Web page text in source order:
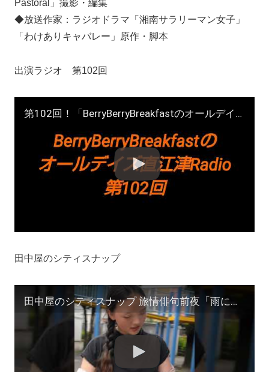
Pastoral」撮影・編集
◆放送作家：ラジオドラマ「湘南サラリーマン女子」
「わけありキャバレー」原作・脚本
出演ラジオ 第102回
第102回！「BerryBerryBreakfastのオールデイズ直江津Radio」ヨーグルト田中とDJシューカイ
田中屋のシティスナップ
田中屋のシティスナップ 旅情俳句前夜「雨に濡れる高田馬場の女」撮影/田中宏明 #サーファー #shorts #zine